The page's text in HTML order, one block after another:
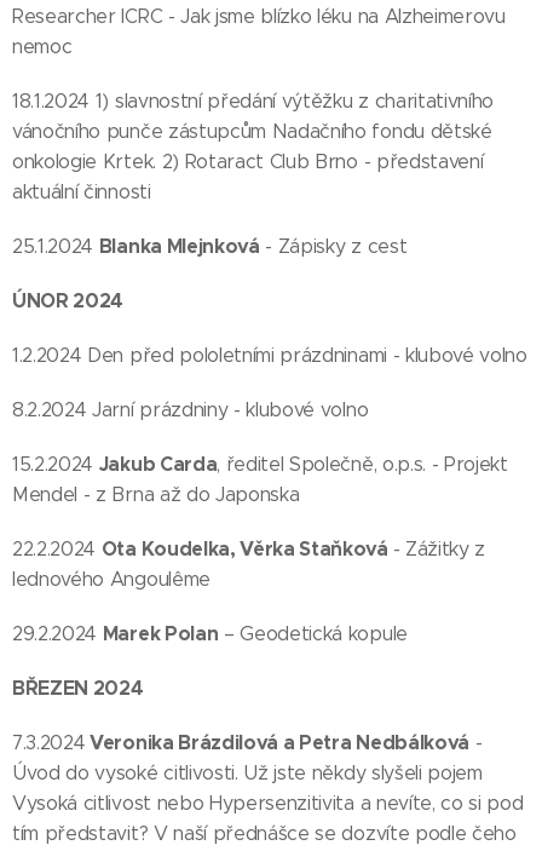
Researcher ICRC - Jak jsme blízko léku na Alzheimerovu
nemoc
18.1.2024 1) slavnostní předání výtěžku z charitativního
vánočního punče zástupcům Nadačního fondu dětské
onkologie Krtek. 2) Rotaract Club Brno - představení
aktuální činnosti
25.1.2024 Blanka Mlejnková - Zápisky z cest
ÚNOR 2024
1.2.2024 Den před pololetními prázdninami - klubové volno
8.2.2024 Jarní prázdniny - klubové volno
15.2.2024 Jakub Carda, ředitel Společně, o.p.s. - Projekt
Mendel - z Brna až do Japonska
22.2.2024 Ota Koudelka, Věrka Staňková - Zážitky z
lednového Angoulême
29.2.2024 Marek Polan – Geodetická kopule
BŘEZEN 2024
7.3.2024 Veronika Brázdilová a Petra Nedbálková -
Úvod do vysoké citlivosti. Už jste někdy slyšeli pojem
Vysoká citlivost nebo Hypersenzitivita a nevíte, co si pod
tím představit? V naší přednášce se dozvíte podle čeho